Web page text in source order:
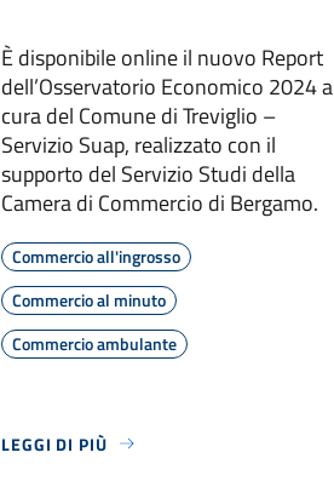
È disponibile online il nuovo Report
dell’Osservatorio Economico 2024 a
cura del Comune di Treviglio –
Servizio Suap, realizzato con il
supporto del Servizio Studi della
Camera di Commercio di Bergamo.
Commercio all'ingrosso
Commercio al minuto
Commercio ambulante
LEGGI DI PIÙ